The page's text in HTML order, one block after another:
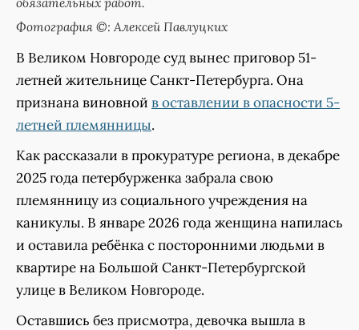
Фотография ©: Алексей Павлуцких
В Великом Новгороде суд вынес приговор 51-
летней жительнице Санкт-Петербурга. Она
признана виновной в оставлении в опасности 5-
летней племянницы.
Как рассказали в прокуратуре региона, в декабре
2025 года петербурженка забрала свою
племянницу из социального учреждения на
каникулы. В январе 2026 года женщина напилась
и оставила ребёнка с посторонними людьми в
квартире на Большой Санкт-Петербургской
улице в Великом Новгороде.
Оставшись без присмотра, девочка вышла в